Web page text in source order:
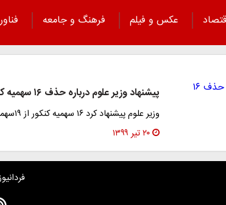
عکس و فیلم فرهنگ و جامعه
پیشنهاد وزیر علوم درباره حذف ۱۶ سهمیه کنکور
وزیر علوم پیشنهاد کرد ۱۶ سهمیه کنکور از ۱۹سهمیه فعلی حذف شود.
۲۰ تیر ۱۳۹۹